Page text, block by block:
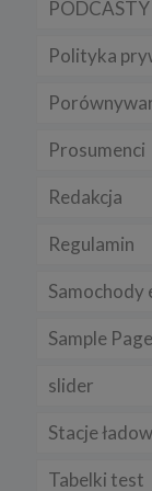
PODCASTY
Polityka
Prosumenci
Redakcja
Regulamin
Samochody
Sample Page
slider
Stacje
Tabelki test